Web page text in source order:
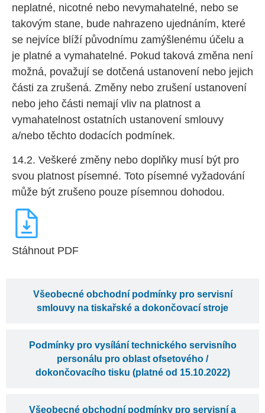
Všeobecné obchodní podmínky pro servisní
smlouvy na tiskařské a dokončovací stroje
Podmínky pro vysílání technického servisního
personálu pro oblast ofsetového /
dokončovacího tisku (platné od 15.10.2022)
Všeobecné obchodní podmínky pro servisní a
neplatné, nicotné nebo nevymahatelné, nebo se
takovým stane, bude nahrazeno ujednáním, které
se nejvíce blíží původnímu zamýšlenému účelu a
je platné a vymahatelné. Pokud taková změna není
možná, považují se dotčená ustanovení nebo jejich
části za zrušená. Změny nebo zrušení ustanovení
nebo jeho části nemají vliv na platnost a
vymahatelnost ostatních ustanovení smlouvy
a/nebo těchto dodacích podmínek.
14.2. Veškeré změny nebo doplňky musí být pro
svou platnost písemné. Toto písemné vyžadování
může být zrušeno pouze písemnou dohodou.
Stáhnout PDF